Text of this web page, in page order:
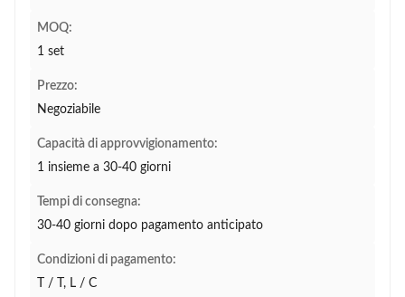
MOQ:
1 set
Prezzo:
Negoziabile
Capacità di approvvigionamento:
1 insieme a 30-40 giorni
Tempi di consegna:
30-40 giorni dopo pagamento anticipato
Condizioni di pagamento:
T / T, L / C